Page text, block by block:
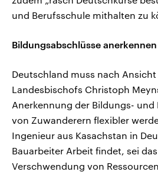
und Berufsschule mithalten zu
Bildungsabschlüsse anerkennen
Deutschland muss nach
Landesbischofs Christoph
Anerkennung der Bildungs- und
von Zuwanderern flexibler
Ingenieur aus Kasachstan in
Bauarbeiter Arbeit findet, sei
Verschwendung von